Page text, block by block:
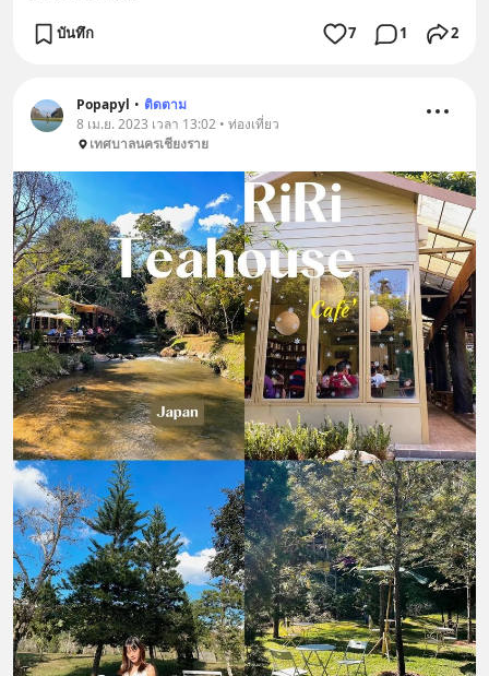
บันทึก 7 1 2
Popapyl • ติดตาม
8 เม.ย. 2023 เวลา 13:02 • ท่องเที่ยว
เทศบาลนครเชียงราย